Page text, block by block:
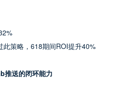
此策略，618期间ROI提升40%
推送的闭环能力